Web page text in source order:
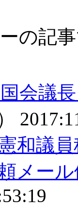
の記
会議
和議
メール